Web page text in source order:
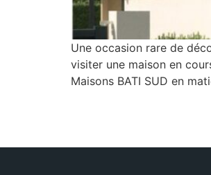
Une occasion rare de
visiter une maison en
Maisons BATI SUD en